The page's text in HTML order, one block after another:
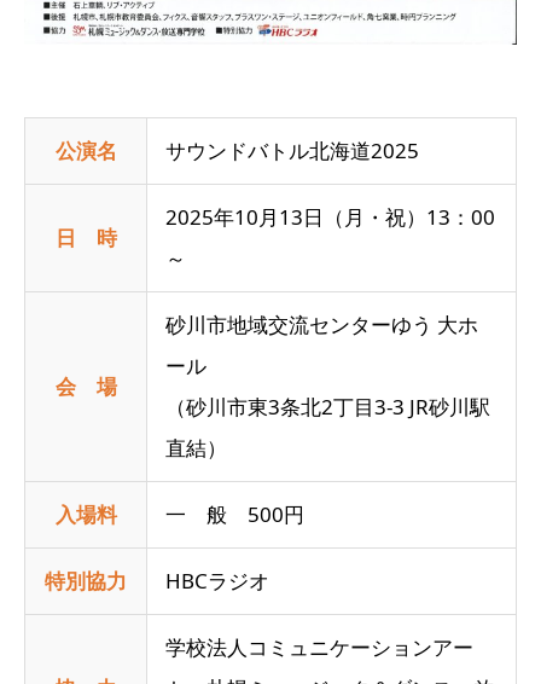
公演名 サウンドバトル北海道2025
日 時
2025年10月13日（月・祝）13：00
～
会 場
砂川市地域交流センターゆう 大ホ
ール
（砂川市東3条北2丁目3-3 JR砂川駅
直結）
入場料 一 般 500円
特別協力 HBCラジオ
学校法人コミュニケーションアー